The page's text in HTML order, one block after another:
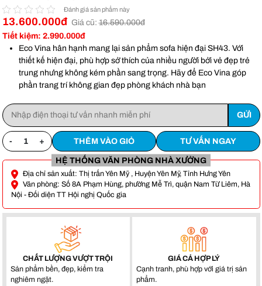
Anh Việt -0349582***- Toà Moonlight An Lạc, Vân Canh Hoài Đức
Anh Hoàn -0904186*** - 155 xẹc 48 xô viết Nghệ tĩnh phường 17
quận Bình Thạnh
Chị Linh - 0916878***
Anh Vũ -
0911861*** - S107, Vihome oceanpark Gia Lâm, Hà Nội
Đánh giá sản phẩm này
13.600.000đ Giá cũ:16.590.000đ
Tiết kiệm: 2.990.000đ
Eco Vina hân hạnh mang lại sản phẩm sofa hiện đại SH43. Với
thiết kế hiện đại, phù hợp sở thích của nhiều người bởi vẻ đẹp trẻ
trung nhưng không kém phần sang trọng. Hãy để Eco Vina góp
phần trang trí không gian đẹp phòng khách nhà bạn
- + THÊM VÀO GIỎ TƯ VẤN NGAY
HỆ THỐNG VĂN PHÒNG NHÀ XƯỞNG
Địa chỉ sản xuất: Thị trấn Yên Mỹ , Huyện Yên Mỹ, Tỉnh Hưng Yên
Văn phòng: Số 8A Phạm Hùng, phường Mễ Trì, quận Nam Từ Liêm, Hà
Nội - Đối diện TT Hội nghị Quốc gia
CHẤT LƯỢNG VƯỢT TRỘI
Sản phẩm bền, đẹp, kiểm tra
nghiêm ngặt.
GIÁ CẢ HỢP LÝ
Cạnh tranh, phù hợp với giá trị sản
phẩm.